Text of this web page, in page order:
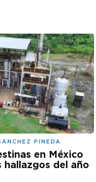
PINEDA
en México
hallazgos del año